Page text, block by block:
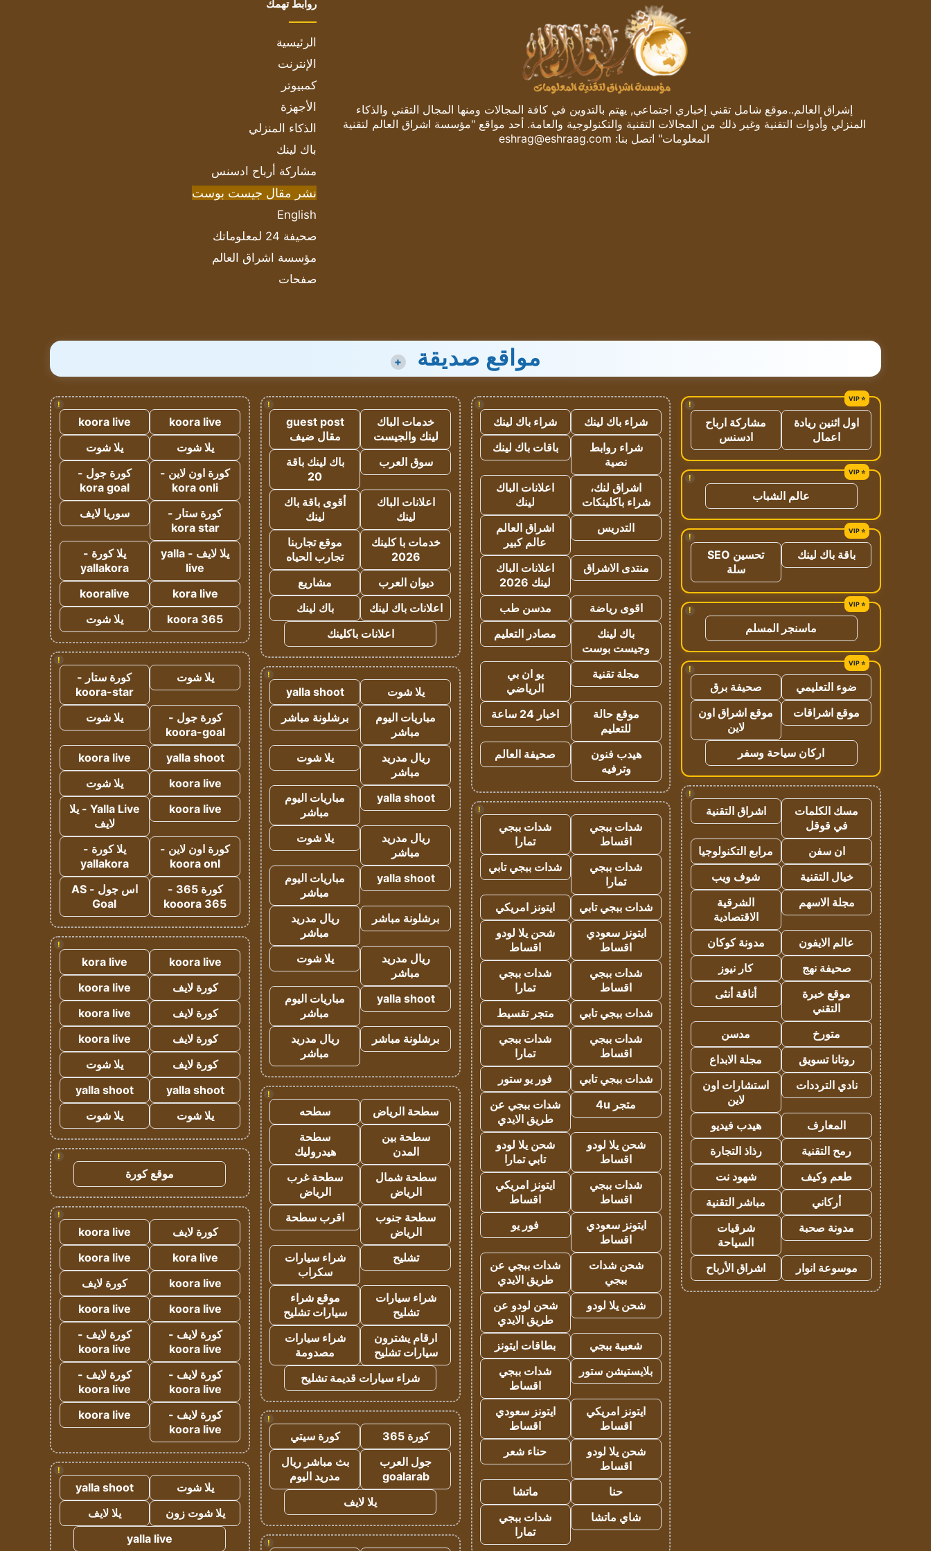
إشراق العالم..موقع شامل تقني إخباري اجتماعي, يهتم بالتدوين في كافة المجالات ومنها المجال التقني والذكاء
المنزلي وأدوات التقنية وغير ذلك من المجالات التقنية والتكنولوجية والعامة. أحد مواقع "مؤسسة اشراق العالم لتقنية
المعلومات" اتصل بنا: eshrag@eshraag.com
روابط تهمك
الرئيسية
الإنترنت
كمبيوتر
الأجهزة
الذكاء المنزلي
باك لينك
مشاركة أرباح ادسنس
نشر مقال جيست بوست
English
صحيفة 24 لمعلوماتك
مؤسسة اشراق العالم
صفحات
مواقع صديقة +
!
اول اثنين ريادة
اعمال
مشاركة ارباح
ادسنس
!
عالم الشباب
!
باقة باك لينك
تحسين SEO
سلة
!
ماسنجر المسلم
!
ضوء التعليمي
صحيفة برق
موقع اشراقات
موقع اشراق اون
لاين
اركان سياحة وسفر
!
مسك الكلمات
في قوقل
اشراق التقنية
ان سفن
مرابع التكنولوجيا
خيال التقنية
شوف ويب
مجلة الاسهم
الشرقية
الاقتصادية
عالم الايفون
مدونة كوكان
صحيفة نهج
كار نيوز
موقع خبرة
التقني
أناقة أنثى
متورخ
مدسن
روتانا تسويق
مجلة الابداع
نادي الترددات
استشارات اون
لاين
المعارف
هيدب فيديو
رمح التقنية
رذاذ التجارة
طعم وكيف
شهود نت
أركاني
مباشر التقنية
مدونة صحبة
شرقيات
السياحة
موسوعة انوار
اشراق الأرباح
!
شراء باك لينك
شراء باك لينك
شراء روابط
نصية
باقات باك لينك
اشراق لنك،
شراء باكلينكات
اعلانات الباك
لينك
التدريس
اشراق العالم
عالم كبير
منتدى الاشراق
اعلانات الباك
لينك 2026
اقوى رياضة
مدسن طب
باك لينك
وجيست بوست
مصادر التعليم
مجلة تقنية
يو ان بي
الرياضي
موقع حالة
للتعليم
اخبار 24 ساعة
هيدب فنون
وترفيه
صحيفة العالم
!
شدات ببجي
اقساط
شدات ببجي
تمارا
شدات ببجي
تمارا
شدات ببجي تابي
شدات ببجي تابي
ايتونز امريكي
ايتونز سعودي
اقساط
شحن يلا لودو
اقساط
شدات ببجي
اقساط
شدات ببجي
تمارا
شدات ببجي تابي
متجر تقسيط
شدات ببجي
اقساط
شدات ببجي
تمارا
شدات ببجي تابي
فور يو ستور
متجر 4u
شدات ببجي عن
طريق الايدي
شحن يلا لودو
اقساط
شحن يلا لودو
تابي تمارا
شدات ببجي
اقساط
ايتونز امريكي
اقساط
ايتونز سعودي
اقساط
فور يو
شحن شدات
ببجي
شدات ببجي عن
طريق الايدي
شحن يلا لودو
شحن لودو عن
طريق الايدي
شعبية ببجي
بطاقات ايتونز
بلايستيشن ستور
شدات ببجي
اقساط
ايتونز امريكي
اقساط
ايتونز سعودي
اقساط
شحن يلا لودو
اقساط
حناء شعر
حنا
ماتشا
شاي ماتشا
شدات ببجي
تمارا
!
خدمات الباك
لينك والجيست
guest post
مقال ضيف
سوق العرب
باك لينك باقة
20
اعلانات الباك
لينك
أقوى باقة باك
لينك
خدمات با كلينك
2026
موقع تجاربنا
تجارب الحياه
ديوان العرب
مشاريع
اعلانات باك لينك
باك لينك
اعلانات باكلينك
!
يلا شوت
yalla shoot
مباريات اليوم
مباشر
برشلونة مباشر
ريال مدريد
مباشر
يلا شوت
yalla shoot
مباريات اليوم
مباشر
ريال مدريد
مباشر
يلا شوت
yalla shoot
مباريات اليوم
مباشر
برشلونة مباشر
ريال مدريد
مباشر
ريال مدريد
مباشر
يلا شوت
yalla shoot
مباريات اليوم
مباشر
برشلونة مباشر
ريال مدريد
مباشر
!
سطحة الرياض
سطحه
سطحة بين
المدن
سطحة
هيدروليك
سطحة شمال
الرياض
سطحة غرب
الرياض
سطحة جنوب
الرياض
اقرب سطحة
تشليح
شراء سيارات
سكراب
شراء سيارات
تشليح
موقع شراء
سيارات تشليح
ارقام يشترون
سيارات تشليح
شراء سيارات
مصدومة
شراء سيارات قديمة تشليح
!
كورة 365
كورة سيتي
جول العرب
goalarab
بث مباشر ريال
مدريد اليوم
يلا لايف
!
!
koora live
koora live
يلا شوت
يلا شوت
كورة اون لاين -
kora onli
كورة جول -
kora goal
كورة ستار -
kora star
سوريا لايف
يلا لايف - yalla
live
يلا كورة -
yallakora
kora live
kooralive
koora 365
يلا شوت
!
يلا شوت
كورة ستار -
koora-star
كورة جول -
koora-goal
يلا شوت
yalla shoot
koora live
koora live
يلا شوت
koora live
Yalla Live - يلا
لايف
كورة اون لاين -
koora onl
يلا كورة -
yallakora
كورة 365 -
kooora 365
اس جول - AS
Goal
!
koora live
kora live
كورة لايف
koora live
كورة لايف
koora live
كورة لايف
koora live
كورة لايف
يلا شوت
yalla shoot
yalla shoot
يلا شوت
يلا شوت
!
موقع كورة
!
كورة لايف
koora live
kora live
koora live
koora live
كورة لايف
koora live
koora live
كورة لايف -
koora live
كورة لايف -
koora live
كورة لايف -
koora live
كورة لايف -
koora live
كورة لايف -
koora live
koora live
!
يلا شوت
yalla shoot
يلا شوت زون
يلا لايف
yalla live